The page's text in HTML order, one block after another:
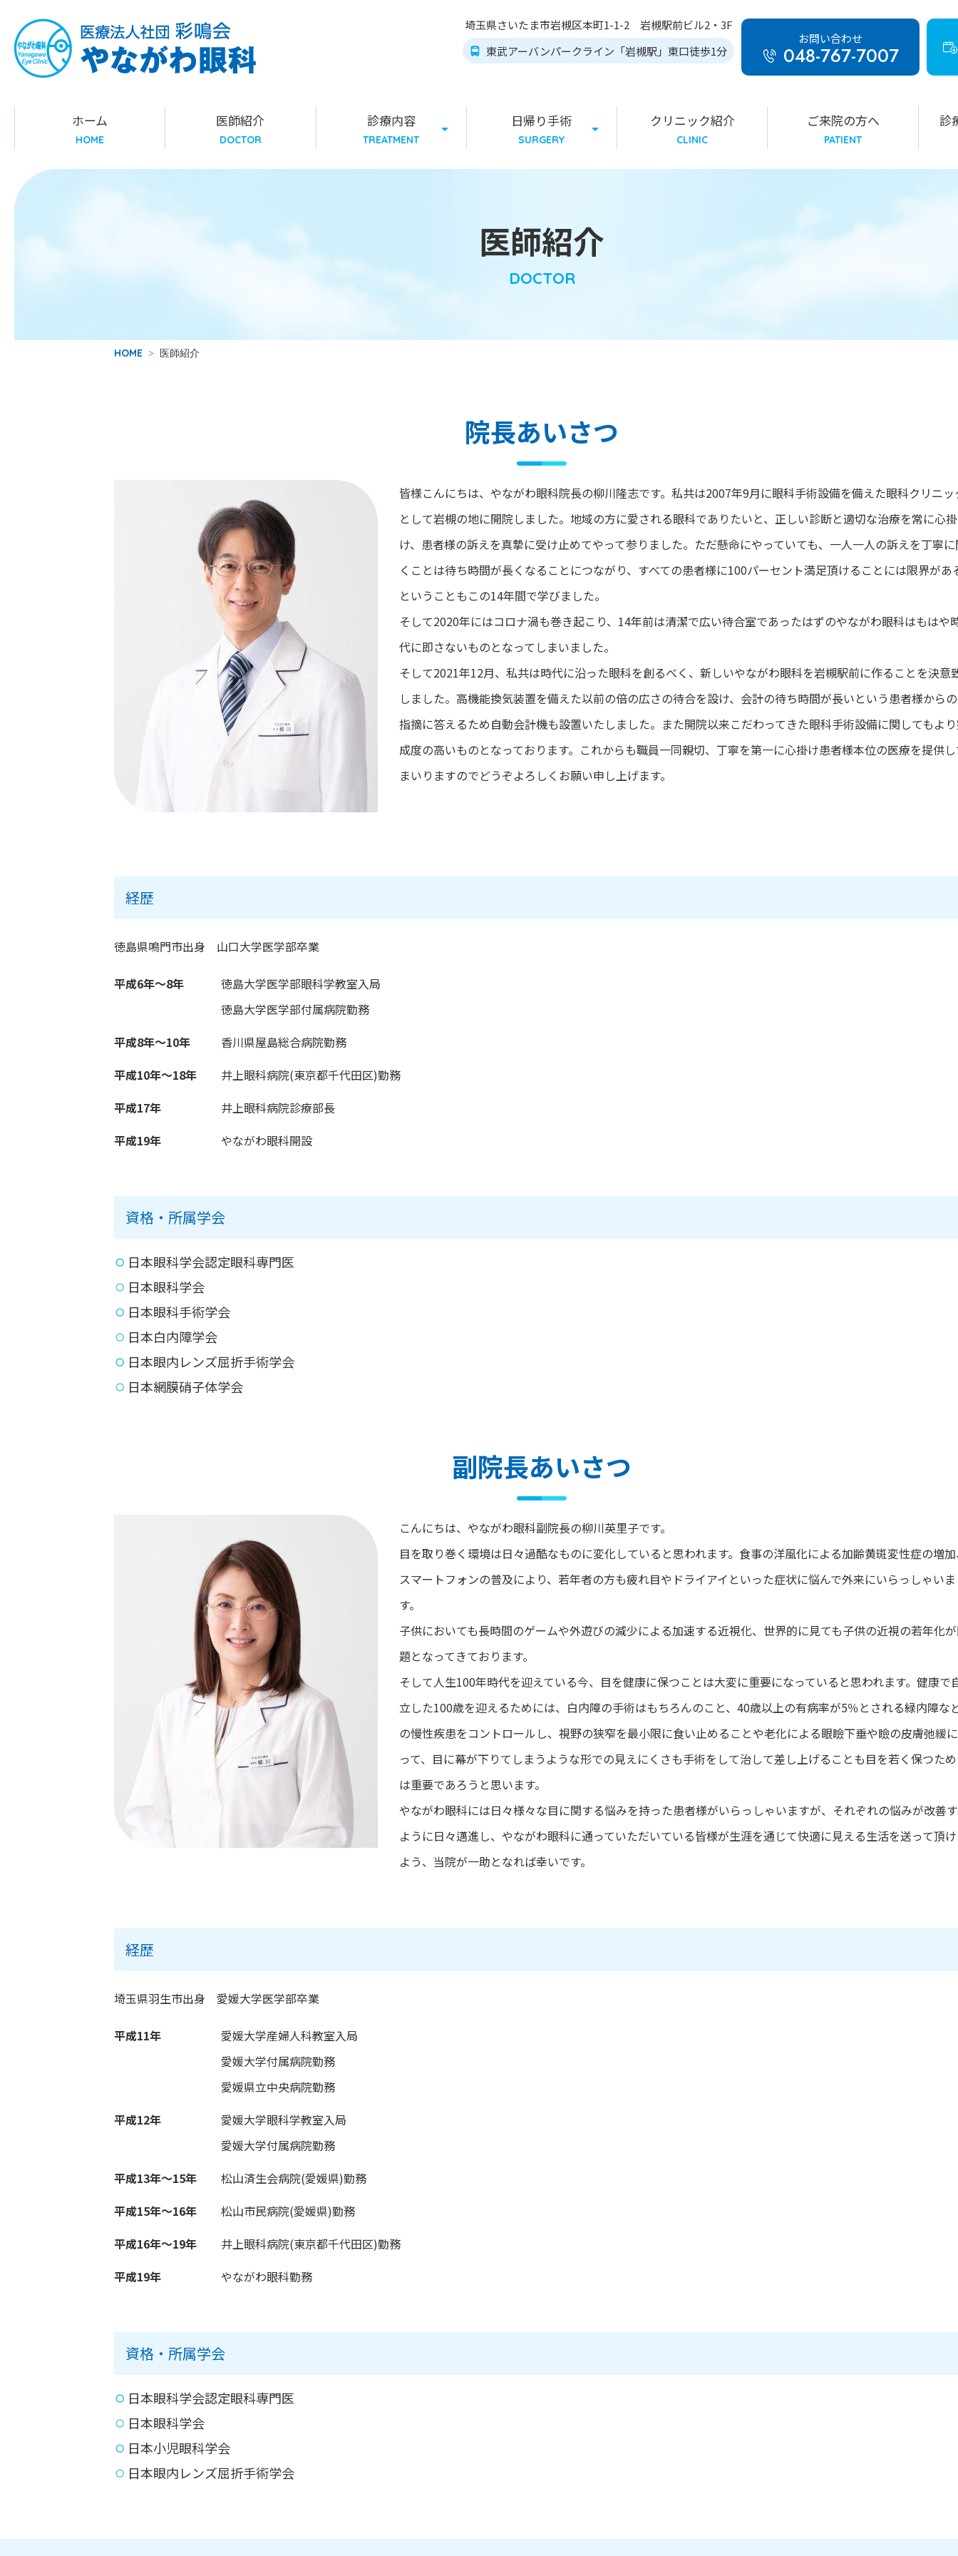
埼玉県さいたま市岩槻区本町1-1-2 岩槻駅前ビル2・3F
東武アーバンパークライン「岩槻駅」東口徒歩1分
お問い合わせ
048-767-7007
ホーム
HOME
医師紹介
DOCTOR
診療内容
TREATMENT
日帰り手術
SURGERY
クリニック紹介
CLINIC
ご来院の方へ
PATIENT
診
医師紹介
HOME 医師紹介
院長あいさつ
皆様こんにちは、やながわ眼科院長の柳川隆志です。私共は2007年9月に眼科手術設備を備えた眼科クリニッ
として岩槻の地に開院しました。地域の方に愛される眼科でありたいと、正しい診断と適切な治療を常に心掛
け、患者様の訴えを真摯に受け止めてやって参りました。ただ懸命にやっていても、一人一人の訴えを丁寧
くことは待ち時間が長くなることにつながり、すべての患者様に100パーセント満足頂けることには限界があ
ということもこの14年間で学びました。
そして2020年にはコロナ渦も巻き起こり、14年前は清潔で広い待合室であったはずのやながわ眼科はもはや
代に即さないものとなってしまいました。
そして2021年12月、私共は時代に沿った眼科を創るべく、新しいやながわ眼科を岩槻駅前に作ることを決意
しました。高機能換気装置を備えた以前の倍の広さの待合を設け、会計の待ち時間が長いという患者様から
指摘に答えるため自動会計機も設置いたしました。また開院以来こだわってきた眼科手術設備に関してもよ
成度の高いものとなっております。これからも職員一同親切、丁寧を第一に心掛け患者様本位の医療を提供
まいりますのでどうぞよろしくお願い申し上げます。
経歴
徳島県鳴門市出身 山口大学医学部卒業
平成6年～8年
徳島大学医学部眼科学教室入局
徳島大学医学部付属病院勤務
平成8年～10年
香川県屋島総合病院勤務
平成10年～18年
井上眼科病院(東京都千代田区)勤務
平成17年
井上眼科病院診療部長
平成19年
やながわ眼科開設
資格・所属学会
日本眼科学会認定眼科専門医
日本眼科学会
日本眼科手術学会
日本白内障学会
日本眼内レンズ屈折手術学会
日本網膜硝子体学会
副院長あいさつ
こんにちは、やながわ眼科副院長の柳川英里子です。
目を取り巻く環境は日々過酷なものに変化していると思われます。食事の洋風化による加齢黄斑変性症の増
スマートフォンの普及により、若年者の方も疲れ目やドライアイといった症状に悩んで外来にいらっしゃいま
す。
子供においても長時間のゲームや外遊びの減少による加速する近視化、世界的に見ても子供の近視の若年化
題となってきております。
そして人生100年時代を迎えている今、目を健康に保つことは大変に重要になっていると思われます。健康で
立した100歳を迎えるためには、白内障の手術はもちろんのこと、40歳以上の有病率が5％とされる緑内障な
の慢性疾患をコントロールし、視野の狭窄を最小限に食い止めることや老化による眼瞼下垂や瞼の皮膚弛緩
って、目に幕が下りてしまうような形での見えにくさも手術をして治して差し上げることも目を若く保つた
は重要であろうと思います。
やながわ眼科には日々様々な目に関する悩みを持った患者様がいらっしゃいますが、それぞれの悩みが改善
ように日々邁進し、やながわ眼科に通っていただいている皆様が生涯を通じて快適に見える生活を送って頂
よう、当院が一助となれば幸いです。
経歴
埼玉県羽生市出身 愛媛大学医学部卒業
平成11年
愛媛大学産婦人科教室入局
愛媛大学付属病院勤務
愛媛県立中央病院勤務
平成12年
愛媛大学眼科学教室入局
愛媛大学付属病院勤務
平成13年～15年
松山済生会病院(愛媛県)勤務
平成15年～16年
松山市民病院(愛媛県)勤務
平成16年～19年
井上眼科病院(東京都千代田区)勤務
平成19年
やながわ眼科勤務
資格・所属学会
日本眼科学会認定眼科専門医
日本眼科学会
日本小児眼科学会
日本眼内レンズ屈折手術学会